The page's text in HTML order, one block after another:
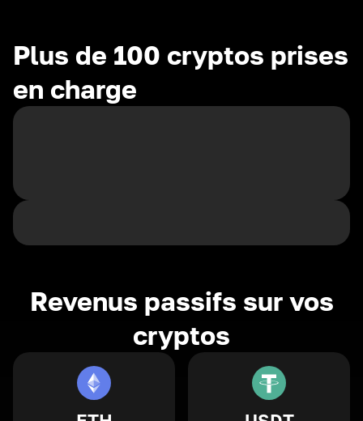
Plus de 100 cryptos prises
en charge
Revenus passifs sur vos
cryptos